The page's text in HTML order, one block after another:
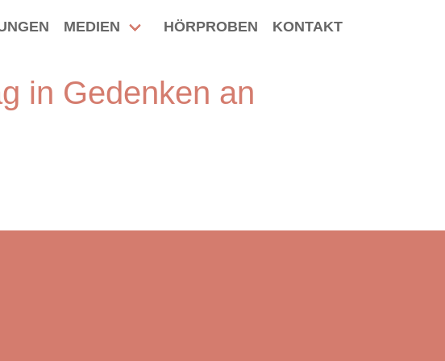
MEDIEN HÖRPROBEN KONTAKT
in Gedenken an